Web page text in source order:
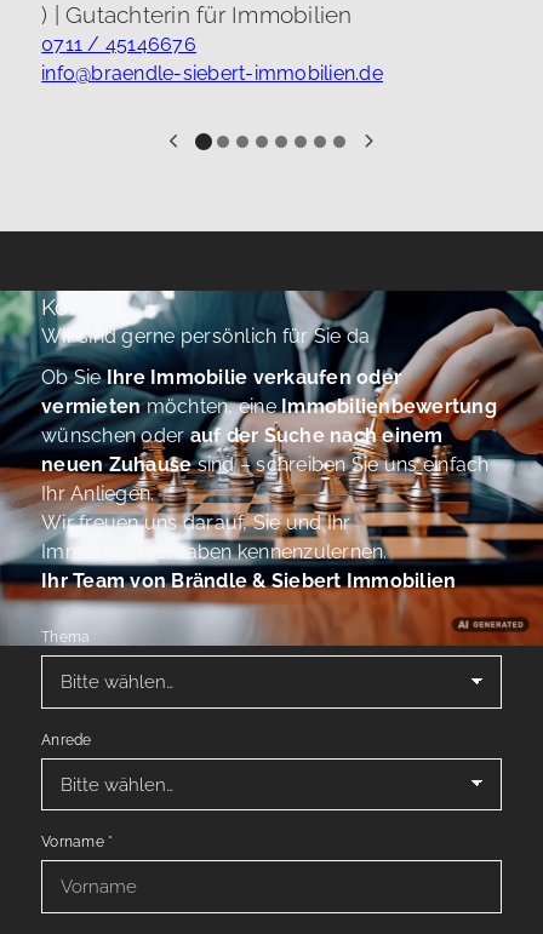
) | Gutachterin für Immobilien
0711 / 45146676
info@braendle-siebert-immobilien.de
Kontakt
Wir sind gerne persönlich für Sie da
Ob SieIhre Immobilie verkaufen oder
vermietenmöchten, eineImmobilienbewertung
wünschen oderauf der Suche nach einem
neuen Zuhausesind – schreiben Sie uns einfach
Ihr Anliegen.
Wir freuen uns darauf, Sie und Ihr
Immobilienvorhaben kennenzulernen.
Ihr Team von Brändle & Siebert Immobilien
Thema
Anrede
Vorname *